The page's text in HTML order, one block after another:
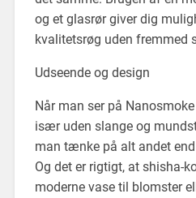
og et glasrør giver dig
kvalitetsrøg uden fremmed
Udseende og design
Når man ser på
især uden slange og
man tænke på alt andet
Og det er rigtigt, at shisha-
moderne vase til blomster